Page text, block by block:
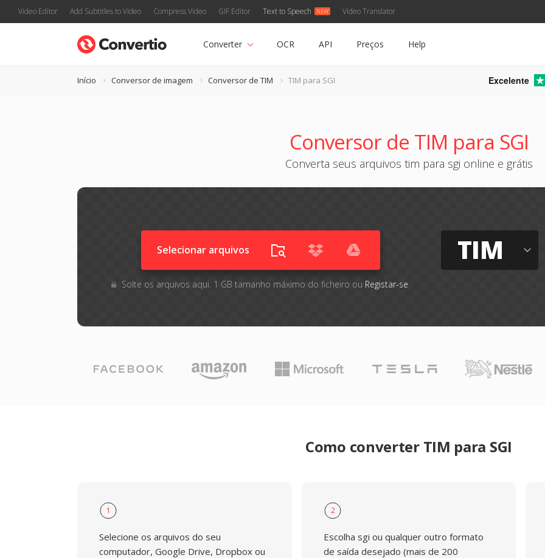
Video Editor Add Subtitles to Video Compress Video GIF Editor Text to Speech Video Translator
Converter OCR API Preços Help
Início Conversor de imagem Conversor de TIM TIM para SGI Excelente
Conversor de TIM para SGI
Converta seus arquivos tim para sgi online e grátis
Selecionar arquivos
Solte os arquivos aqui. 1 GB tamanho máximo do ficheiro ou Registar-se
TIM
Como converter TIM para SGI
1
Selecione os arquivos do seu
computador, Google Drive, Dropbox ou
2
Escolha sgi ou qualquer outro formato
de saída desejado (mais de 200